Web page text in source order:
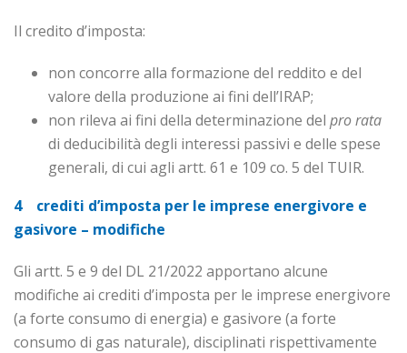
Il credito d’imposta:
non concorre alla formazione del reddito e del
valore della produzione ai fini dell’IRAP;
non rileva ai fini della determinazione del pro rata
di deducibilità degli interessi passivi e delle spese
generali, di cui agli artt. 61 e 109 co. 5 del TUIR.
4 crediti d’imposta per le imprese energivore e
gasivore – modifiche
Gli artt. 5 e 9 del DL 21/2022 apportano alcune
modifiche ai crediti d’imposta per le imprese energivore
(a forte consumo di energia) e gasivore (a forte
consumo di gas naturale), disciplinati rispettivamente